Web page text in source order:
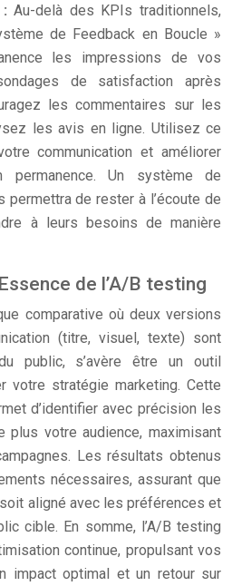
:Au-delà des KPIs traditionnels,
de Feedback en Boucle »
les impressions de vos
de satisfaction après
les commentaires sur les
les avis en ligne. Utilisez ce
communication et améliorer
Un système de
permettra de rester à l’écoute de
à leurs besoins de manière
de l’A/B testing
comparative où deux versions
(titre, visuel, texte) sont
public, s’avère être un outil
votre stratégie marketing. Cette
d’identifier avec précision les
plus votre audience, maximisant
Les résultats obtenus
nécessaires, assurant que
aligné avec les préférences et
cible. En somme, l’A/B testing
continue, propulsant vos
impact optimal et un retour sur